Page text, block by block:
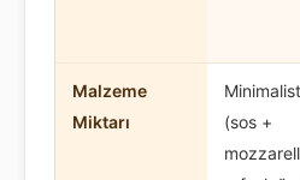
Malzeme
Miktarı
Minimalist
(sos +